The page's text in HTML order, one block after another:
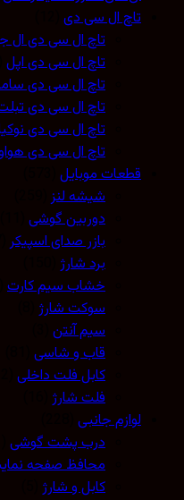
تاچ ال سی دی(12)
تاچ ال سی دی ال جی(1)
تاچ ال سی دی اپل(1)
تاچ ال سی دی
تاچ ال سی دی تبلت
تاچ ال سی دی نوکیا (1)
تاچ ال سی دی هواوی(4)
قطعات موبایل(573)
شیشه لنز(259)
دوربین گوشی(11)
بازر صدای اسپیکر(7)
برد شارژ(150)
خشاب سیم کارت(16)
سوکت شارژ(8)
سیم آنتن(3)
قاب و شاسی(81)
کابل فلت داخلی(22)
فلت شارژ(16)
لوازم جانبی(228)
درب پشت گوشی(221)
محافظ صفحه نمایش(2)
کابل و شارژ(5)